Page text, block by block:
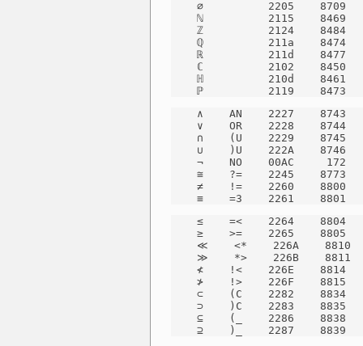
∅          2205    8709
ℕ          2115    8469
ℤ          2124    8484
ℚ          211a    8474
ℝ          211d    8477
ℂ          2102    8450
ℍ          210d    8461
ℙ          2119    8473
∧    AN    2227    8743
∨    OR    2228    8744
∩    (U    2229    8745
∪    )U    222A    8746
¬    NO    00AC     172
≅    ?=    2245    8773
≠    !=    2260    8800
≡    =3    2261    8801
≤    =<    2264    8804
≥    >=    2265    8805
≪    <*    226A    8810
≫    *>    226B    8811
≮    !<    226E    8814
≯    !>    226F    8815
⊂    (C    2282    8834
⊃    )C    2283    8835
⊆    (_    2286    8838
⊇    )_    2287    8839